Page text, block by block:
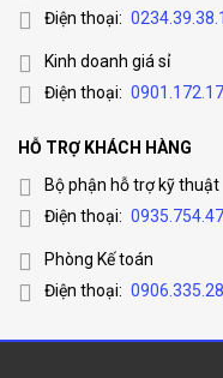
Thông số kỹ
trời 4G Hikvision
I/CH20S40
– Loại camera: Camera
– Độ phân giải: 2.0
– Cảm biến ảnh: 1/2.8″
– Chuẩn nén: H.265 và
Điện thoại:
Kinh doanh giá sỉ
Điện thoại:
HỖ TRỢ KHÁCH HÀNG
Bộ phận hỗ trợ kỹ thuật
Điện thoại:
Phòng Kế toán
Điện thoại: